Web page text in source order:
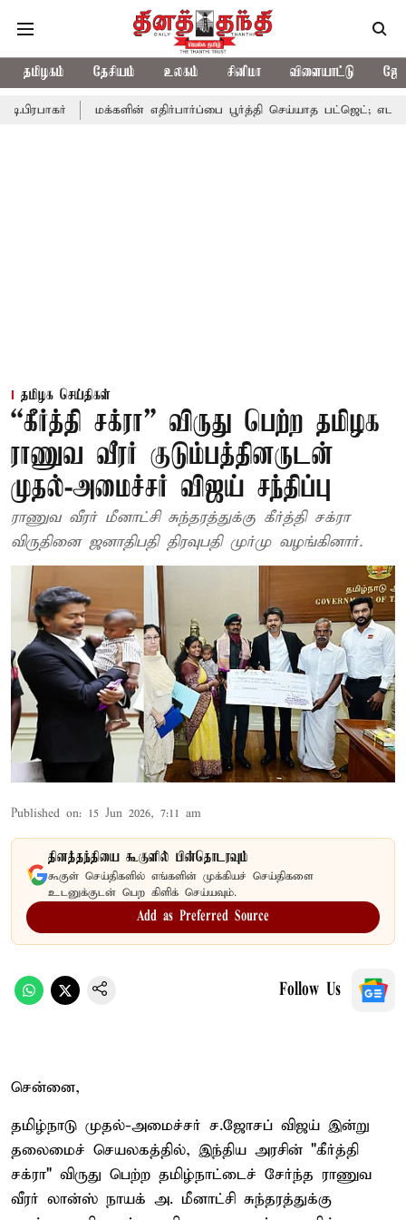
தமிழகம் தேசியம் உலகம் சினிமா விளையாட்டு
மக்களின் எதிர்பார்ப்பை பூர்த்தி செய்யாத பட்ஜெட்; எடப்பாடி பழனிசாமி
தமிழக செய்திகள்
“கீர்த்தி சக்ரா” விருது பெற்ற தமிழக
ராணுவ வீரர் குடும்பத்தினருடன்
முதல்-அமைச்சர் விஜய் சந்திப்பு
ராணுவ வீரர் மீனாட்சி சுந்தரத்துக்கு கீர்த்தி சக்ரா
விருதினை ஜனாதிபதி திரவுபதி முர்மு வழங்கினார்.
Published on: 15 Jun 2026, 7:11 am
தினத்தந்தியை கூகுளில் பின்தொடரவும்
கூகுள் செய்திகளில் எங்களின் முக்கியச் செய்திகளை
உடனுக்குடன் பெற கிளிக் செய்யவும்.
Add as Preferred Source
Follow Us
சென்னை,
தமிழ்நாடு முதல்-அமைச்சர் ச.ஜோசப் விஜய் இன்று
தலைமைச் செயலகத்தில், இந்திய அரசின் "கீர்த்தி
சக்ரா" விருது பெற்ற தமிழ்நாட்டைச் சேர்ந்த ராணுவ
வீரர் லான்ஸ் நாயக் அ. மீனாட்சி சுந்தரத்துக்கு